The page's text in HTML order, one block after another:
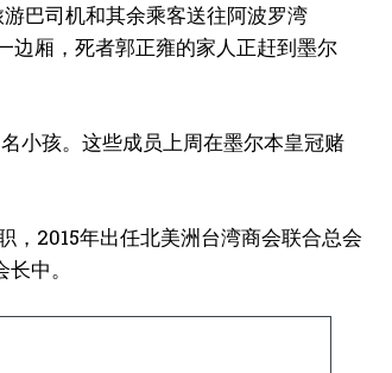
巴司机和其余乘客送往阿波罗湾
厢，死者郭正雍的家人正赶到墨尔
小孩。这些成员上周在墨尔本皇冠赌
，2015年出任北美洲台湾商会联合总会
中。